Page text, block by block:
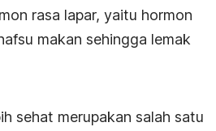
rasa lapar, yaitu hormon
makan sehingga lemak
sehat merupakan salah satu